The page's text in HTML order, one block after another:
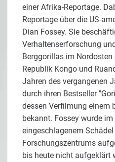
einer Afrika-Reportage.
Reportage über die US-
Dian Fossey. Sie
Verhaltenserforschung
Berggorillas im
Republik Kongo und
Jahren des vergangenen
durch ihren Bestseller
dessen Verfilmung einem
bekannt. Fossey wurde
eingeschlagenem
Forschungszentrums
bis heute nicht aufgeklärt